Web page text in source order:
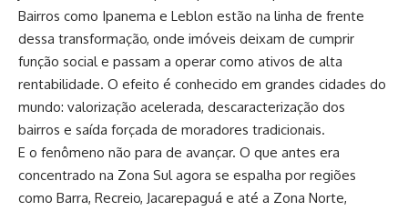
Bairros como Ipanema e Leblon estão na linha de frente
dessa transformação, onde imóveis deixam de cumprir
função social e passam a operar como ativos de alta
rentabilidade. O efeito é conhecido em grandes cidades do
mundo: valorização acelerada, descaracterização dos
bairros e saída forçada de moradores tradicionais.
E o fenômeno não para de avançar. O que antes era
concentrado na Zona Sul agora se espalha por regiões
como Barra, Recreio, Jacarepaguá e até a Zona Norte,